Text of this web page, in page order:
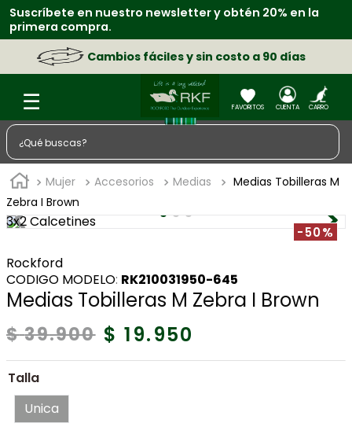
Suscríbete en nuestro newsletter y obtén 20% en la
primera compra.
Cambios fáciles y sin costo a 90 días
¿Qué buscas?
Mujer Accesorios Medias
Medias Tobilleras M
Zebra I Brown
-50%
3x2 Calcetines
Rockford
: RK210031950-645
Medias Tobilleras M Zebra I Brown
$ 39.900 $ 19.950
Talla
Unica
TÉRMINOS MÁS BUSCADOS
1.
zapatos
2.
sacos
4.
camisa
5.
medias
6.
lino
7.
morral
8.
botas
9.
chaqueta